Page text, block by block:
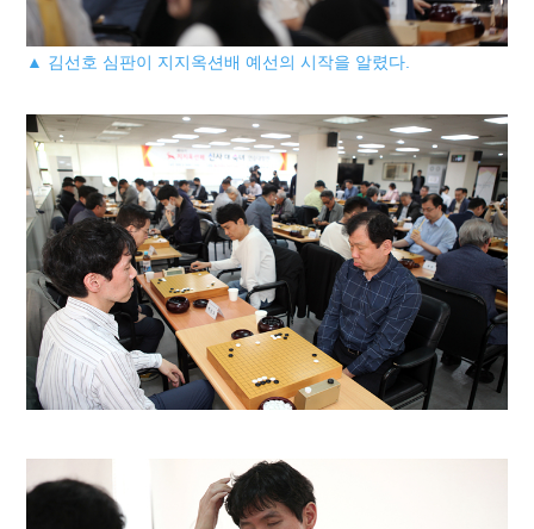
▲ 김선호 심판이 지지옥션배 예선의 시작을 알렸다.